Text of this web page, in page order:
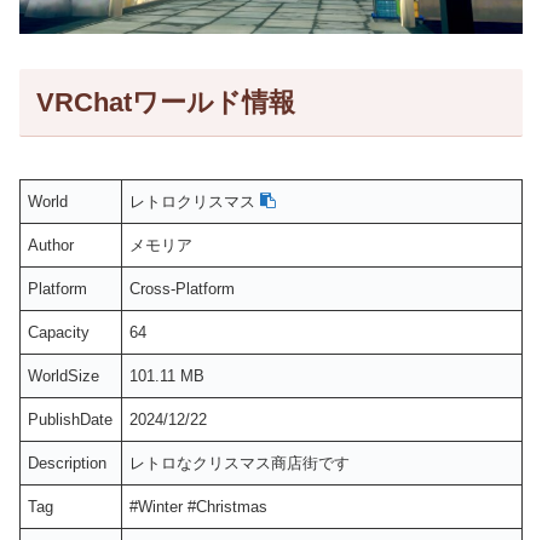
VRChatワールド情報
World レトロクリスマス
Author メモリア
Platform Cross-Platform
Capacity 64
WorldSize 101.11 MB
PublishDate 2024/12/22
Description レトロなクリスマス商店街です
Tag #Winter #Christmas